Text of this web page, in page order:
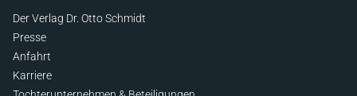
Der Verlag Dr. Otto Schmidt
Presse
Anfahrt
Karriere